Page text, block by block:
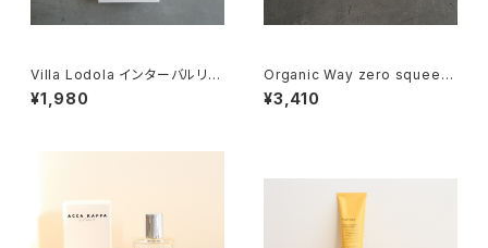
Villa Lodola インターバルリケ
ア［ホームカラー］
¥1,980
Organic Way zero squeez
er[チューブ絞り]
¥3,410